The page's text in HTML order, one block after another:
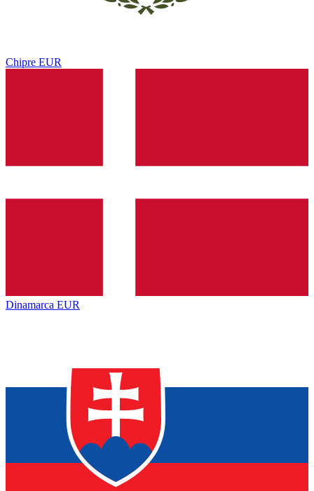
Chipre EUR
Dinamarca EUR